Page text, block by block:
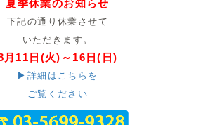
夏季休業のお知らせ
下記の通り休業させて
いただきます。
月11日(火)～16日(日)
▶詳細はこちらを
ご覧ください